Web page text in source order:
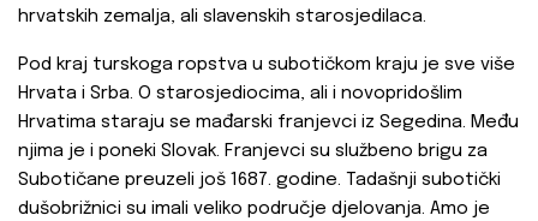
hrvatskih zemalja, ali slavenskih starosjedilaca.
Pod kraj turskoga ropstva u subotičkom kraju je sve više
Hrvata i Srba. O starosjediocima, ali i novopridošlim
Hrvatima staraju se mađarski franjevci iz Segedina. Među
njima je i poneki Slovak. Franjevci su službeno brigu za
Subotičane preuzeli još 1687. godine. Tadašnji subotički
dušobrižnici su imali veliko područje djelovanja. Amo je